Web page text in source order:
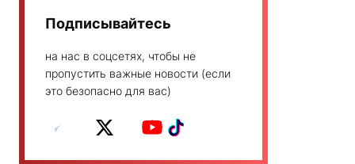
Подписывайтесь
на нас в соцсетях, чтобы не
пропустить важные новости (если
это безопасно для вас)